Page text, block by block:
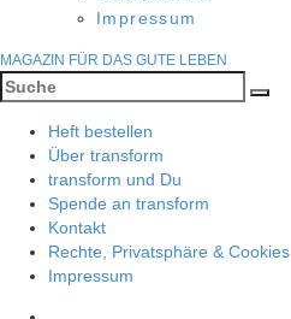
Impressum
MAGAZIN FÜR DAS GUTE LEBEN
Heft bestellen
Über transform
transform und Du
Spende an transform
Kontakt
Rechte, Privatsphäre & Cookies
Impressum